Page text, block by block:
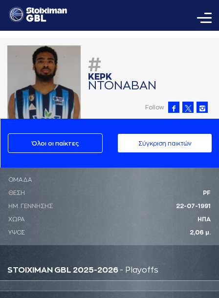
#
ΚΕΡΚ
ΝΤΟΝAΒAΝ
Follow
Όλοι οι παίκτες Σύγκριση παικτών
ΟΜΑΔΑ
ΘΕΣΗ PF
ΗΜ. ΓΕΝΝΗΣΗΣ 22-07-1991
ΧΩΡΑ ΗΠΑ
ΥΨΟΣ 2,06 μ.
STOIXIMAN GBL 2025-2026 - Playoffs